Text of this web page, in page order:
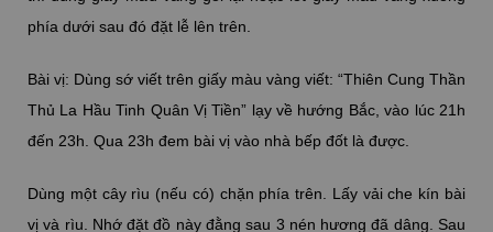
phía dưới sau đó đặt lễ lên trên.
Bài vị: Dùng sớ viết trên giấy màu vàng viết: “Thiên Cung Thần
Thủ La Hầu Tinh Quân Vị Tiền” lạy về hướng Bắc, vào lúc 21h
đến 23h.​ Qua 23h đem bài vị vào nhà bếp đốt là được.
Dùng một cây rìu (nếu có) chặn phía trên. Lấy vải che kín bài
vị và rìu. Nhớ đặt đồ này đằng sau 3 nén hương đã dâng. Sau